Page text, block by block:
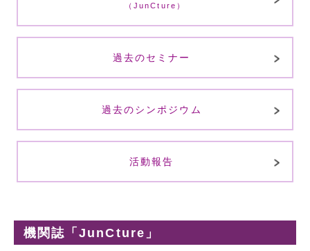
（JunCture）
過去のセミナー
過去のシンポジウム
活動報告
機関誌「JunCture」